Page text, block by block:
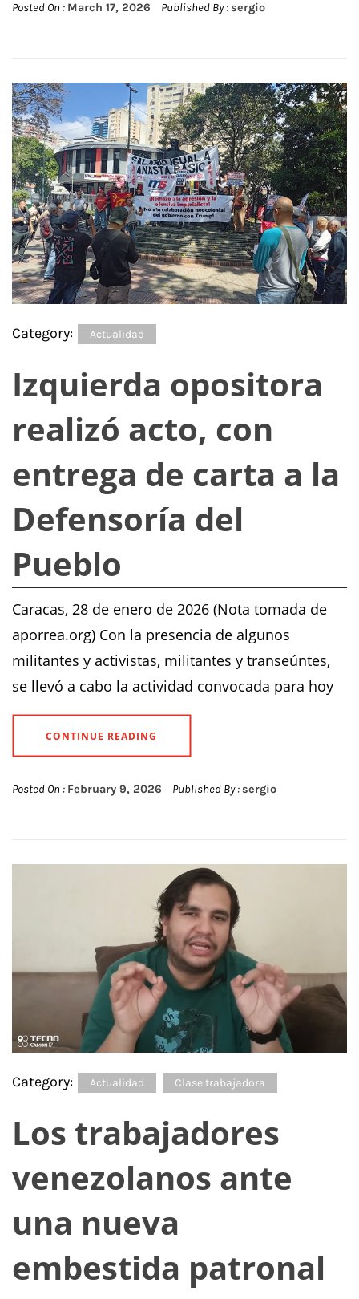
Posted On : March 17, 2026 Published By :sergio
Category: Actualidad
Izquierda opositora
realizó acto, con
entrega de carta a la
Defensoría del
Pueblo
Caracas, 28 de enero de 2026 (Nota tomada de
aporrea.org) Con la presencia de algunos
militantes y activistas, militantes y transeúntes,
se llevó a cabo la actividad convocada para hoy
CONTINUE READING
Posted On : February 9, 2026 Published By :sergio
Category: Actualidad Clase trabajadora
Los trabajadores
venezolanos ante
una nueva
embestida patronal